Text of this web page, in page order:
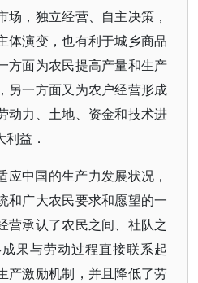
，独立经营、自主决策，
体演变，也有利于城乡商品
方面为农民提高产量和生产
另一方面又为农户经营形成
动力、土地、资金和技术进
益．
应中国的生产力发展状况，
和广大农民要求和愿望的一
营承认了农民之间、社队之
果与劳动过程直接联系起
产激励机制，并且降低了劳